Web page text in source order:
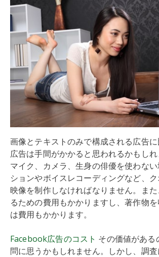
画像とテキストのみで構成される広告
広告は手間がかかると思われるかもし
マイク、カメラ、生身の俳優を使わな
ションやボイスレコーディングなど、
映像を制作しなければなりません。ま
るための費用もかかりますし、著作物
は費用もかかります。
Facebook広告のコスト その価値がある
問に思うかもしれません。しかし、調